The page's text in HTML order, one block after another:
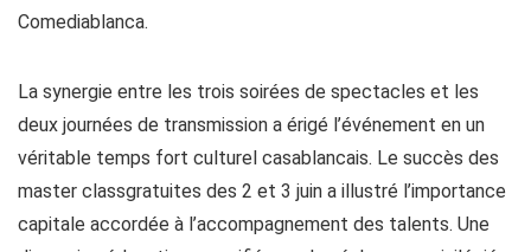
Comediablanca.
La synergie entre les trois soirées de spectacles et les
deux journées de transmission a érigé l’événement en un
véritable temps fort culturel casablancais. Le succès des
master classgratuites des 2 et 3 juin a illustré l’importance
capitale accordée à l’accompagnement des talents. Une